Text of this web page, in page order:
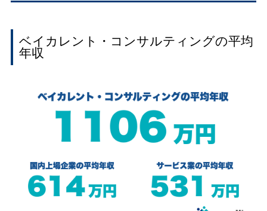
ベイカレント・コンサルティングの平均
年収